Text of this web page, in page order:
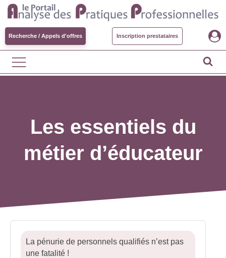
Recherche / Appels d'offres Inscription prestataires
Les essentiels du
métier d’éducateur
La pénurie de personnels qualifiés n’est pas
une fatalité !